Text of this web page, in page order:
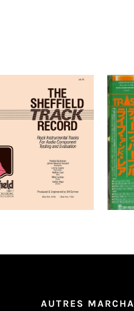
Buchanan, James
Howard, Lenny
Nathan East, Mike
Carlos Vega –
Sheffield Track
Record LP
au
Détails
AUTRES